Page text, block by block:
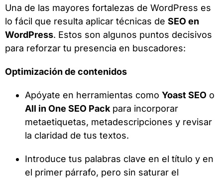
Una de las mayores fortalezas de WordPress es
lo fácil que resulta aplicar técnicas de SEO en
WordPress. Estos son algunos puntos decisivos
para reforzar tu presencia en buscadores:
Optimización de contenidos
Apóyate en herramientas como Yoast SEO o
All in One SEO Pack para incorporar
metaetiquetas, metadescripciones y revisar
la claridad de tus textos.
Introduce tus palabras clave en el título y en
el primer párrafo, pero sin saturar el